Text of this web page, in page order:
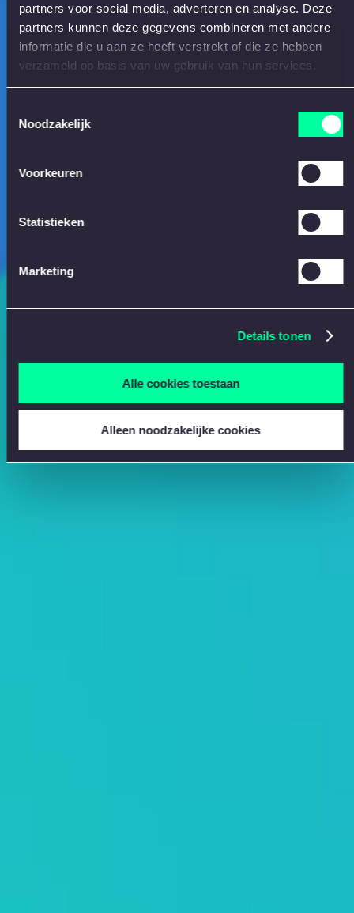
partners voor social media, adverteren en analyse. Deze
partners kunnen deze gegevens combineren met andere
informatie die u aan ze heeft verstrekt of die ze hebben
verzameld op basis van uw gebruik van hun services.
Noodzakelijk
Voorkeuren
Statistieken
Marketing
Details tonen
Alle cookies toestaan
Alleen noodzakelijke cookies